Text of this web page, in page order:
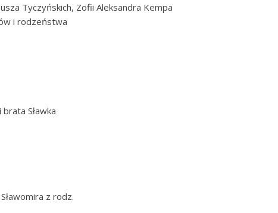
Tyczyńskich, Zofii Aleksandra Kempa
i rodzeństwa
Sławka
z rodz.